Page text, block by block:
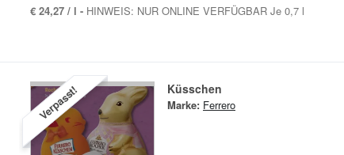
€ 24,27 / l - HINWEIS: NUR ONLINE VERFÜGBAR Je 0,7 l
Verpasst! Küsschen
Marke: Ferrero